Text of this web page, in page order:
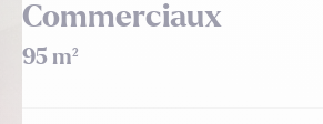
Commerciaux
95 m²